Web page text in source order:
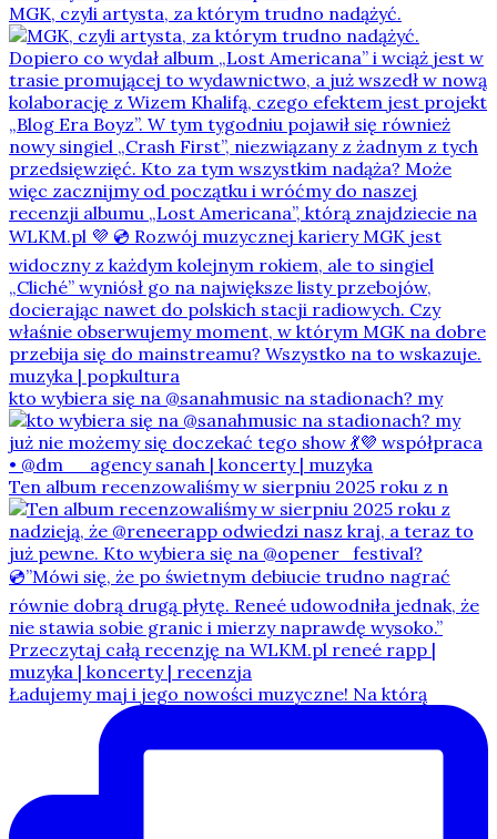
MGK, czyli artysta, za którym trudno nadążyć.
kto wybiera się na @sanahmusic na stadionach? my
Ten album recenzowaliśmy w sierpniu 2025 roku z n
Ładujemy maj i jego nowości muzyczne! Na którą